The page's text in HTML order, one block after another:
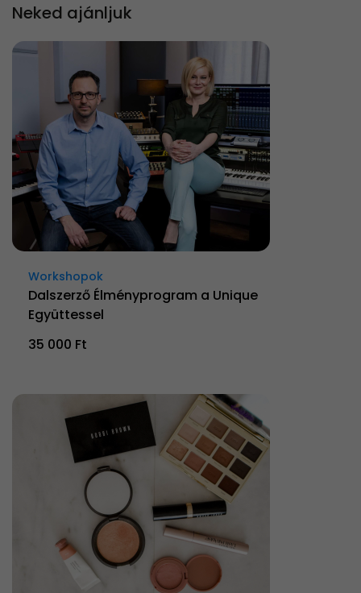
Neked ajánljuk
Workshopok
Dalszerző Élményprogram a Unique
Együttessel
35 000 Ft